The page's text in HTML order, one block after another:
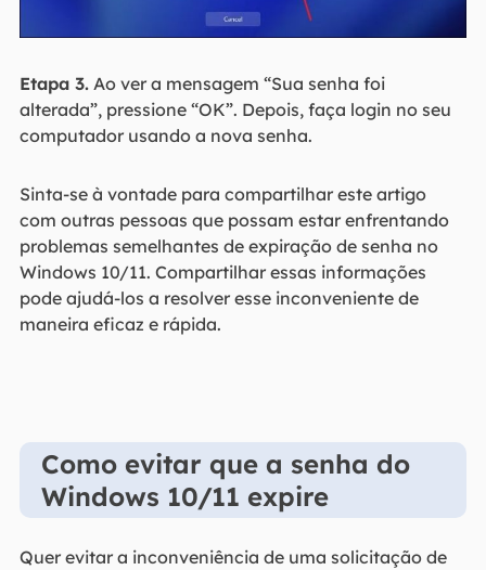
Etapa 3.Ao ver a mensagem “Sua senha foi
alterada”, pressione “OK”. Depois, faça login no seu
computador usando a nova senha.
Sinta-se à vontade para compartilhar este artigo
com outras pessoas que possam estar enfrentando
problemas semelhantes de expiração de senha no
Windows 10/11. Compartilhar essas informações
pode ajudá-los a resolver esse inconveniente de
maneira eficaz e rápida.
Como evitar que a senha do
Windows 10/11 expire
Quer evitar a inconveniência de uma solicitação de